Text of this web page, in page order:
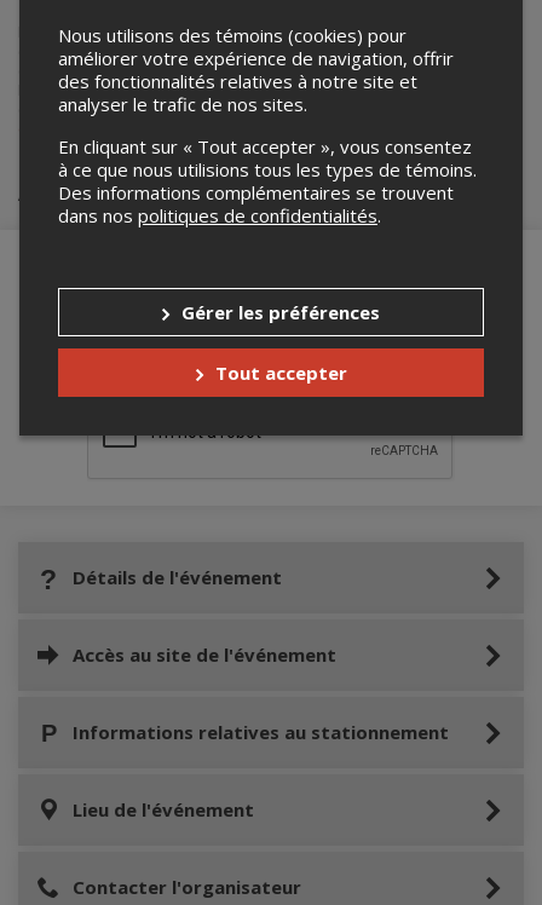
Lepointdevente.com agit à titre de mandataire pourDCC Lab
cadre de l’affichage en ligne et la vente de billets pour ses
événements.
Pour plus d’information à propos de cet événement, veuillez
contacter l’organisateur de l’événement,
Achat de billets
Merci de confirmer que vous n'êtes pas un
robot ci-bas.
Détails de l'événement
Accès au site de l'événement
Informations relatives au stationnement
Lieu de l'événement
Contacter l'organisateur
Nous utilisons des témoins (cookies) pour
améliorer votre expérience de navigation, offrir
des fonctionnalités relatives à notre site et
analyser le trafic de nos sites.
En cliquant sur « Tout accepter », vous consentez
à ce que nous utilisions tous les types de témoins.
Des informations complémentaires se trouvent
dans nos politiques de confidentialités.
Gérer les préférences
Tout accepter